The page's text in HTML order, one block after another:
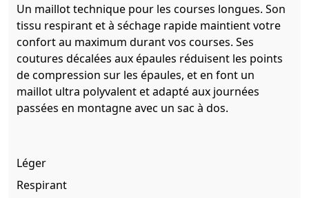
Un maillot technique pour les courses longues. Son
tissu respirant et à séchage rapide maintient votre
confort au maximum durant vos courses. Ses
coutures décalées aux épaules réduisent les points
de compression sur les épaules, et en font un
maillot ultra polyvalent et adapté aux journées
passées en montagne avec un sac à dos.
Léger
Respirant